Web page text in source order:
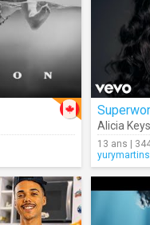
Alicia Keys
13 ans |
yurymartins